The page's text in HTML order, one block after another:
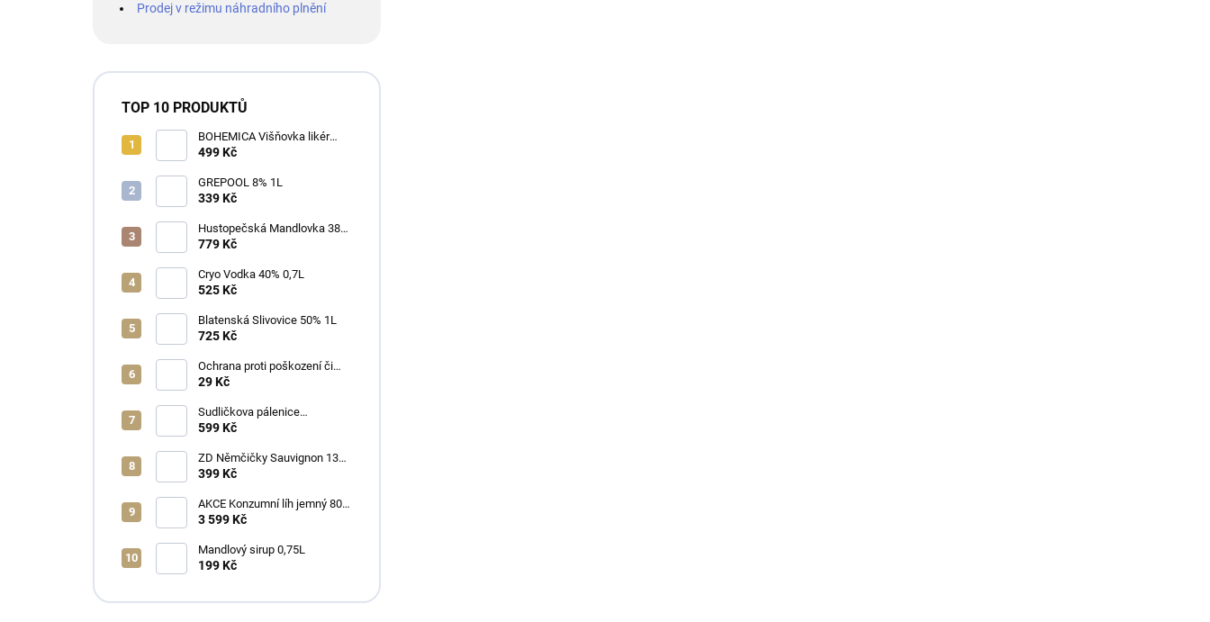
Prodej v režimu náhradního plnění
TOP 10 PRODUKTŮ
BOHEMICA Višňovka likér
25% 0,7L
499 Kč
GREPOOL 8% 1L
339 Kč
Hustopečská Mandlovka 38%
1L
779 Kč
Cryo Vodka 40% 0,7L
525 Kč
Blatenská Slivovice 50% 1L
725 Kč
Ochrana proti poškození či
ztrátě
29 Kč
Sudličkova pálenice
Ořechovka 30% 0,7L
599 Kč
ZD Němčičky Sauvignon 13%
2025 Bag in Box 3L - suché
399 Kč
AKCE Konzumní líh jemný 80%
min 6x1L
3 599 Kč
Mandlový sirup 0,75L
199 Kč